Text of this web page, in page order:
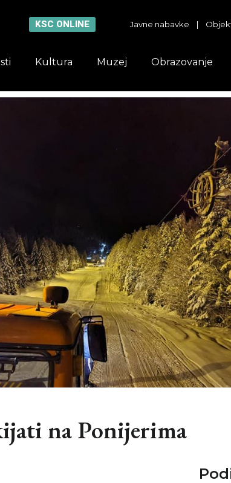
KSC ONLINE Javne nabavke |
Kultura Muzej Obrazovanje
na Ponijerima